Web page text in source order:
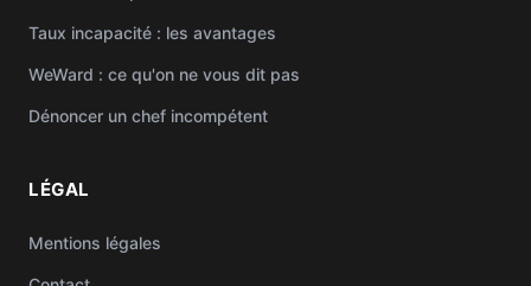
Taux incapacité : les avantages
WeWard : ce qu'on ne vous dit pas
Dénoncer un chef incompétent
LÉGAL
Mentions légales